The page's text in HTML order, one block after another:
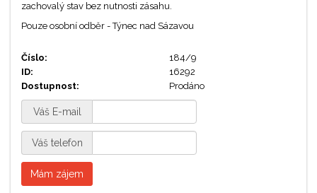
zachovalý stav bez nutnosti zásahu.
Pouze osobní odběr - Týnec nad Sázavou
Číslo:
184/9
ID:
16292
Dostupnost:
Prodáno
Váš E-mail
Váš telefon
Mám zájem